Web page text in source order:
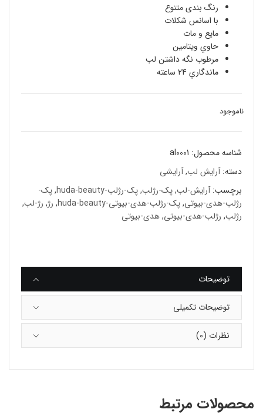
رنگ بندی متنوع
با اسانس شكلات
مایع و مات
حاوي ویتامین
مرطوب نگه داشتن لب
ماندگاري 24 ساعته
ناموجود
شناسه محصول: al0001
دسته:آرایش لب,آرایشی
برچسب:آرایش-لب,پک-رژلب,پک-رژلب-huda-beauty ,پک-
رژلب-هدى-بيوتى,پک-رژلب-هدى-بيوتى-huda-beauty , رژ, رژ-لب,
رژلب, رژلب-هدى-بيوتى,هدی-بیوتی
توضیحات
توضیحات تکمیلی
نظرات (0)
محصولات مرتبط